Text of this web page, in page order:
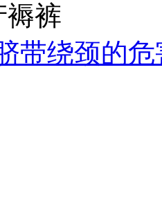
褥裤
带绕颈的